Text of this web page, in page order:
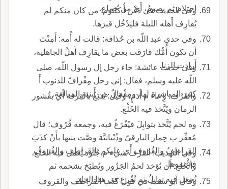
احتلام ثم يصومُ، أَي من جماع.
وفي الحديث في دَفْن أُ كُلثوم: من كان منكم لم
يُقارِف أَهله الليلة فليَدْخُل قبرَها.
وفي حدي عبد اللّه بن حُذافة: قالت له أُمه: أَمِنْتَ
أَن تكون أُمُّك قارَفَت بعض ما يقارِف أَهلُ الجاهلية،
أَرادت الزنا.
وفي حديث عائشة: جاء رجل إل رسول اللّه، صلى
اللّه عليه وسلم، فقال: إني رجل مِقْرافٌ للذنوب أَ
كثير المباشرة لها، ومِفْعالٌ من أَبنية المبالغة.
والقَرْف: وِعاء م أَدَمٍ، وقيل: يُدبَغُ بالقِرفة أَي بقُشور
الرمان ويُتَّخذ فيه الخَلْع.
وه لحم يُتَّخذ بتوابِلَ فيُفْرَغُ فيه، وجمعه قُرُوف؛ قال
مُعقِّر ب حِمار البارِقيّ وذُبْيانيَّة وصَّت بنيها بأَنْ كذَبَ
القَراطِفُ والقُرُوف أَي عليكم بالقَراطِف والقُروف
فاغْنموها.
وفي التهذيب: القَرْف شيء م جُلود يُعمل فيه الخَلْع،
والخَلع: أَن يُؤخذ لحمُ الجَزُور ويُطبَخ بشحمه ثم
تُجعل فيه توابلُ ثم تُفْرغ في هذا الجلد.
وقال أَبو سعيد في قول كذَب القراطف والقروف